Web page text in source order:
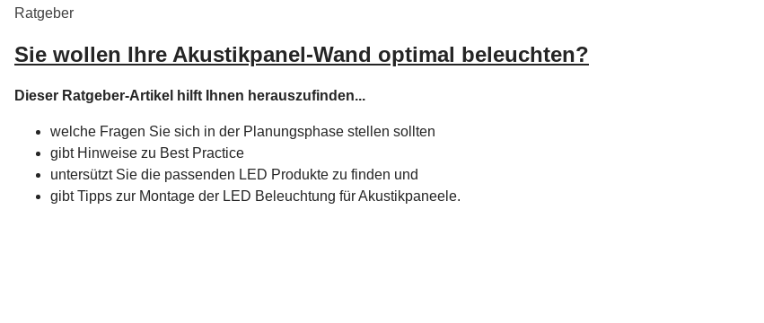
Ratgeber
Sie wollen Ihre Akustikpanel-Wand optimal beleuchten?
Dieser Ratgeber-Artikel hilft Ihnen herauszufinden...
welche Fragen Sie sich in der Planungsphase stellen sollten
gibt Hinweise zu Best Practice
untersützt Sie die passenden LED Produkte zu finden und
gibt Tipps zur Montage der LED Beleuchtung für Akustikpaneele.